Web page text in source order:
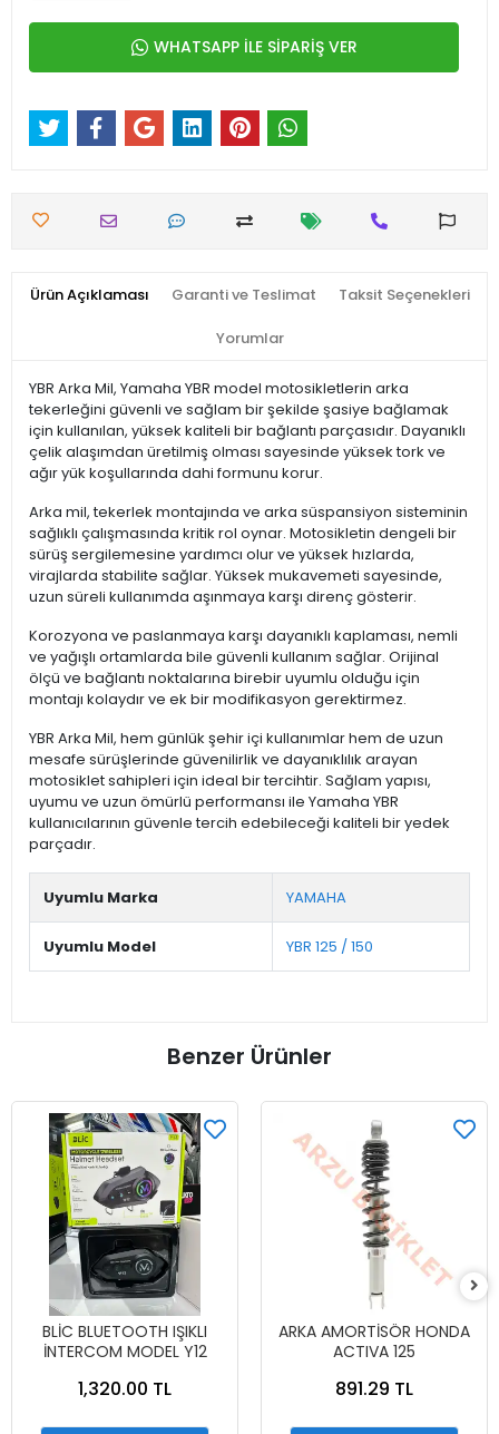
WHATSAPP İLE SİPARİŞ VER
Ürün Açıklaması Garanti ve Teslimat Taksit Seçenekleri
Yorumlar
YBR Arka Mil, Yamaha YBR model motosikletlerin arka
tekerleğini güvenli ve sağlam bir şekilde şasiye bağlamak
için kullanılan, yüksek kaliteli bir bağlantı parçasıdır. Dayanıklı
çelik alaşımdan üretilmiş olması sayesinde yüksek tork ve
ağır yük koşullarında dahi formunu korur.
Arka mil, tekerlek montajında ve arka süspansiyon sisteminin
sağlıklı çalışmasında kritik rol oynar. Motosikletin dengeli bir
sürüş sergilemesine yardımcı olur ve yüksek hızlarda,
virajlarda stabilite sağlar. Yüksek mukavemeti sayesinde,
uzun süreli kullanımda aşınmaya karşı direnç gösterir.
Korozyona ve paslanmaya karşı dayanıklı kaplaması, nemli
ve yağışlı ortamlarda bile güvenli kullanım sağlar. Orijinal
ölçü ve bağlantı noktalarına birebir uyumlu olduğu için
montajı kolaydır ve ek bir modifikasyon gerektirmez.
YBR Arka Mil, hem günlük şehir içi kullanımlar hem de uzun
mesafe sürüşlerinde güvenilirlik ve dayanıklılık arayan
motosiklet sahipleri için ideal bir tercihtir. Sağlam yapısı,
uyumu ve uzun ömürlü performansı ile Yamaha YBR
kullanıcılarının güvenle tercih edebileceği kaliteli bir yedek
parçadır.
Uyumlu Marka YAMAHA
Uyumlu Model YBR 125 / 150
Benzer Ürünler
BLİC BLUETOOTH IŞIKLI
İNTERCOM MODEL Y12
1,320.00 TL
ARKA AMORTİSÖR HONDA
ACTIVA 125
891.29 TL